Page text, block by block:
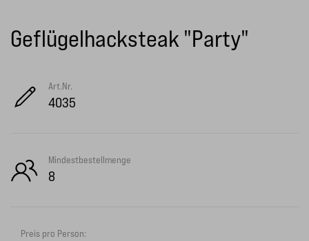
Geflügelhacksteak "Party"
Art.Nr.
4035
Mindestbestellmenge
8
Preis pro Person: